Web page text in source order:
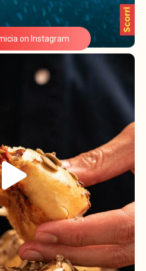
on Instagram